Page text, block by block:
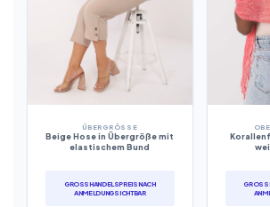
ÜBERGRÖSSE
Beige Hose in Übergröße mit
elastischem Bund
GROSSHANDELSPREIS NACH A
NMELDUNG SICHTBAR